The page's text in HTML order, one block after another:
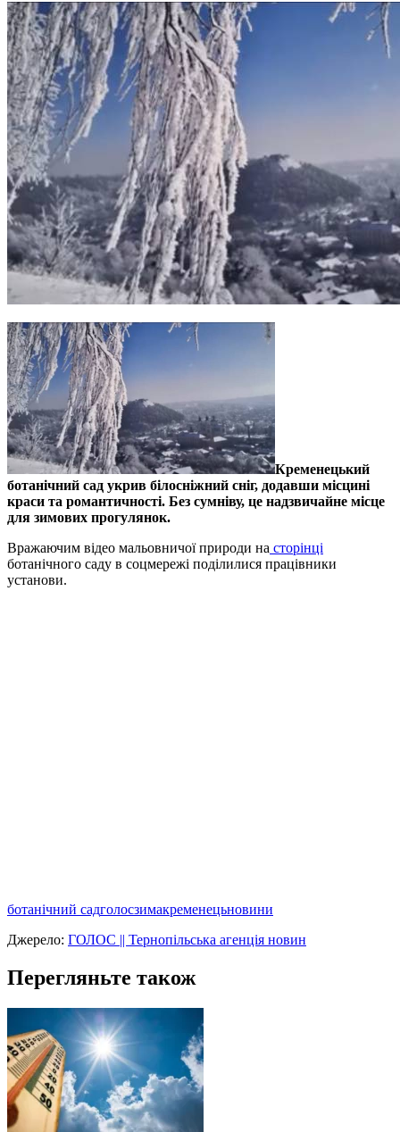
Кременецький
ботанічний сад укрив білосніжний сніг, додавши місцині
краси та романтичності. Без сумніву, це надзвичайне місце
для зимових прогулянок.
Вражаючим відео мальовничої природи на сторінці
ботанічного саду в соцмережі поділилися працівники
установи.
ботанічний садголосзимакременецьновини
Джерело: ГОЛОС || Тернопільська агенція новин
Перегляньте також